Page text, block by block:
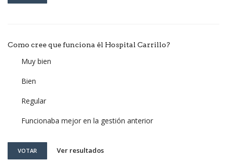
Como cree que funciona él Hospital Carrillo?
Muy bien
Bien
Regular
Funcionaba mejor en la gestión anterior
VOTAR Ver resultados